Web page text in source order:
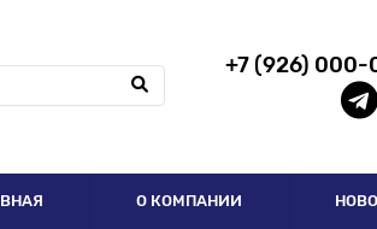
+7 (926) 000-
О КОМПАНИИ